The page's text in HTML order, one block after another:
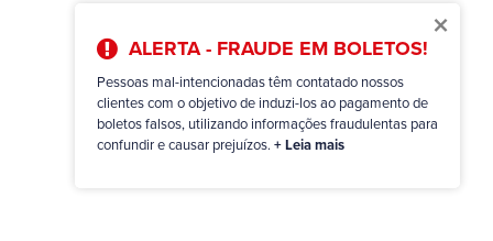
×
ALERTA - FRAUDE EM BOLETOS!
Pessoas mal-intencionadas têm contatado nossos
clientes com o objetivo de induzi-los ao pagamento de
boletos falsos, utilizando informações fraudulentas para
confundir e causar prejuízos. + Leia mais